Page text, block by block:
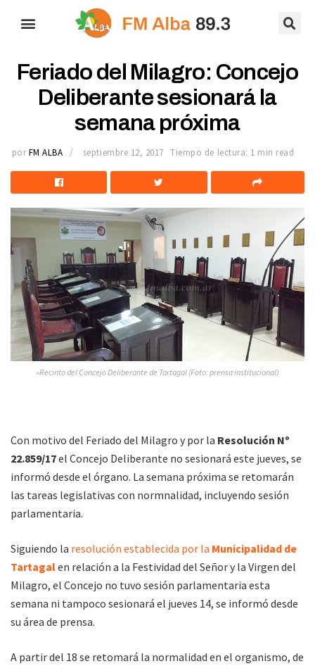
Feriado del Milagro: Concejo
Deliberante sesionará la
semana próxima
por FM ALBA septiembre 12, 2017 Tiempo de lectura: 1 min read
»Recinto del Concejo Deliberante de Tartagal (Foto: prensa institucional)
Con motivo del Feriado del Milagro y por la Resolución Nº
22.859/17el Concejo Deliberante no sesionará este jueves, se
informó desde el órgano. La semana próxima se retomarán
las tareas legislativas con normnalidad, incluyendo sesión
parlamentaria.
Siguiendo la resolución establecida por la Municipalidad de
Tartagalen relación a la Festividad del Señor y la Virgen del
Milagro, el Concejo no tuvo sesión parlamentaria esta
semana ni tampoco sesionará el jueves 14, se informó desde
su área de prensa.
A partir del 18 se retomará la normalidad en el organismo, de